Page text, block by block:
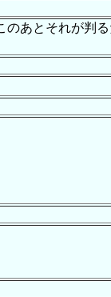
あとそれが判